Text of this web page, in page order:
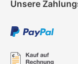
Unsere